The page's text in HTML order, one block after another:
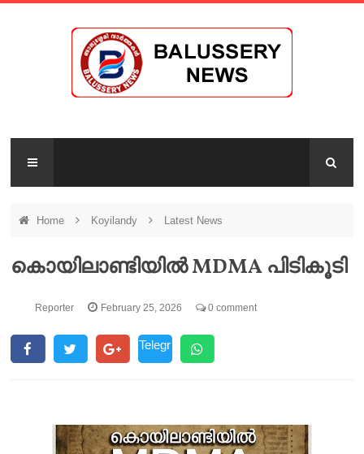
Home Koyilandy Latest News
കൊയിലാണ്ടിയിൽ MDMA പിടികൂടി
Reporter February 25, 2026 0 comment
Telegr
am